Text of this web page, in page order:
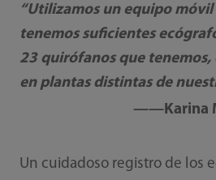
“Utilizamos un equipo
tenemos suficientes
23 quirófanos que tenemos,
en plantas distintas de
——Karina
Un cuidadoso registro de los